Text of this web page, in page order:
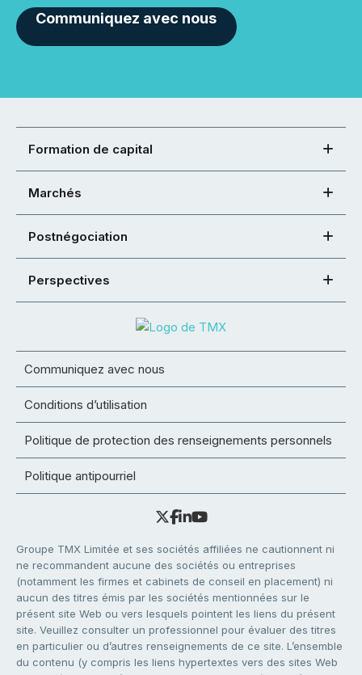
Communiquez avec nous
Formation de capital
Marchés
Postnégociation
Perspectives
Communiquez avec nous
Conditions d’utilisation
Politique de protection des renseignements personnels
Politique antipourriel
Groupe TMX Limitée et ses sociétés affiliées ne cautionnent ni
ne recommandent aucune des sociétés ou entreprises
(notamment les firmes et cabinets de conseil en placement) ni
aucun des titres émis par les sociétés mentionnées sur le
présent site Web ou vers lesquels pointent les liens du présent
site. Veuillez consulter un professionnel pour évaluer des titres
en particulier ou d’autres renseignements de ce site. L’ensemble
du contenu (y compris les liens hypertextes vers des sites Web